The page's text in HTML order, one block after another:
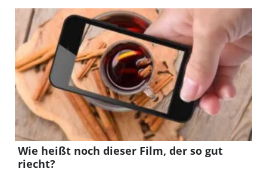
Wie heißt noch dieser Film, der so gut
riecht?